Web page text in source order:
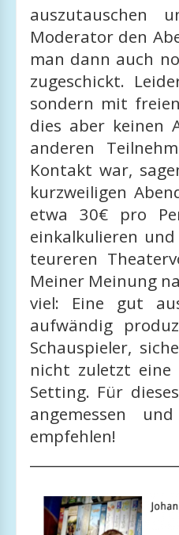
auszutauschen
Moderator den
man dann auch
zugeschickt.
sondern mit
dies aber keinen
anderen
Kontakt war,
kurzweiligen
etwa 30€ pro
einkalkulieren
teureren
Meiner Meinung
viel: Eine gut
aufwändig
Schauspieler,
nicht zuletzt eine
Setting. Für
angemessen
empfehlen!